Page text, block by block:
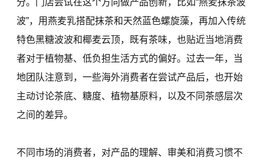
分。门店尝试在这个方向做产品创新，比如“燕麦抹茶波
波”，用燕麦乳搭配抹茶和天然蓝色螺旋藻，再加入传统
特色黑糖波波和椰麦云顶，既有茶味，也贴近当地消费
者对于植物基、低负担生活方式的偏好。过去一年，当
地团队注意到，一些海外消费者在尝试产品后，也开始
主动讨论茶底、糖度、植物基原料，以及不同茶感层次
之间的差异。
不同市场的消费者，对产品的理解、审美和消费习惯不